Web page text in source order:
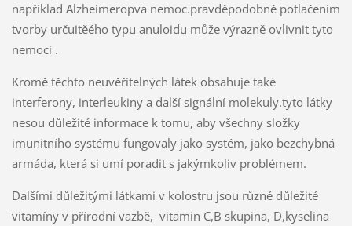
například Alzheimeropva nemoc.pravděpodobně potlačením
tvorby určuitěého typu anuloidu může výrazně ovlivnit tyto
nemoci .
Kromě těchto neuvěřitelných látek obsahuje také
interferony, interleukiny a další signální molekuly.tyto látky
nesou důležité informace k tomu, aby všechny složky
imunitního systému fungovaly jako systém, jako bezchybná
armáda, která si umí poradit s jakýmkoliv problémem.
Dalšími důležitými látkami v kolostru jsou různé důležité
vitamíny v přírodní vazbě, vitamin C,B skupina, D,kyselina